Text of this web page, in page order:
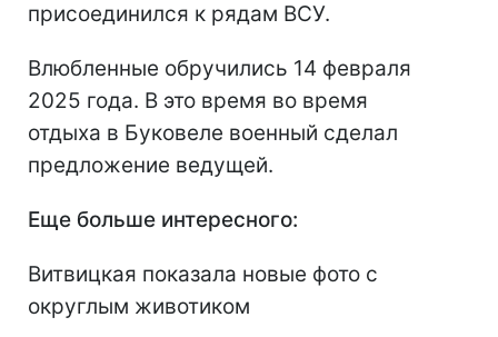
присоединился к рядам ВСУ.
Влюбленные обручились 14 февраля
2025 года. В это время во время
отдыха в Буковеле военный сделал
предложение ведущей.
Еще больше интересного:
Витвицкая показала новые фото с
округлым животиком